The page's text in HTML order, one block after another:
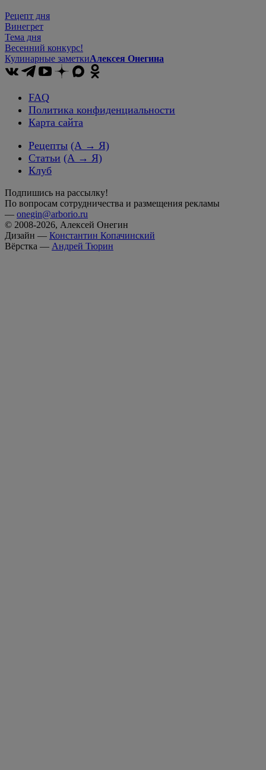
Рецепт дня
Винегрет
Тема дня
Весенний конкурс!
Кулинарные заметкиАлексея Онегина
FAQ
Политика конфиденциальности
Карта сайта
Рецепты (А → Я)
Статьи (А → Я)
Клуб
Подпишись на рассылку!
По вопросам сотрудничества и размещения рекламы
— onegin@arborio.ru
© 2008-2026, Алексей Онегин
Дизайн — Константин Копачинский
Вёрстка — Андрей Тюрин